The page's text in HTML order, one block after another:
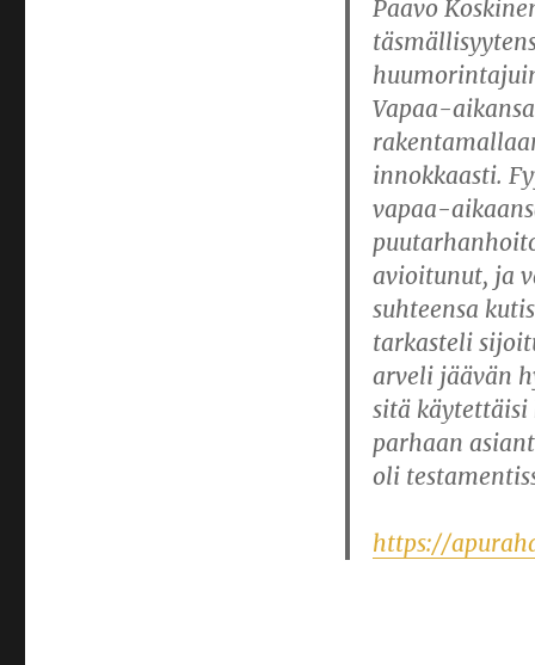
Paavo
Vapaa-
innokkaasti.
vapaa-
avioitunut, ja
suhteensa
tarkasteli
arveli jäävän
sitä käytettäisi
parhaan
oli
https://